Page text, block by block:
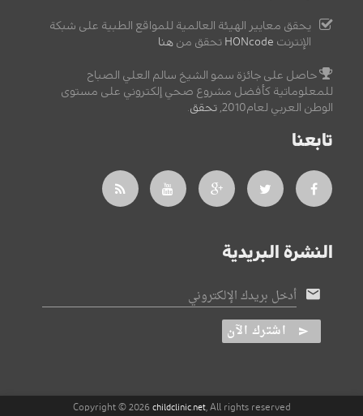
يحقق معايير الهيئة العالمية للمواقع الطبية على شبكة
الإنترنت HONcode تحقق من هنا
حاصل على جائزة سمو الشيخ سالم العلي الصباح
للمعلوماتية كأفضل مشروع صحي إلكتروني على مستوى
الوطن العربي لعام2010,
تحقق
تابعنا
النشرة البريدية
أدخل بريدك الإلكتروني
اشترك الآن
Copyright © 2026 childclinic.net, All rights reserved